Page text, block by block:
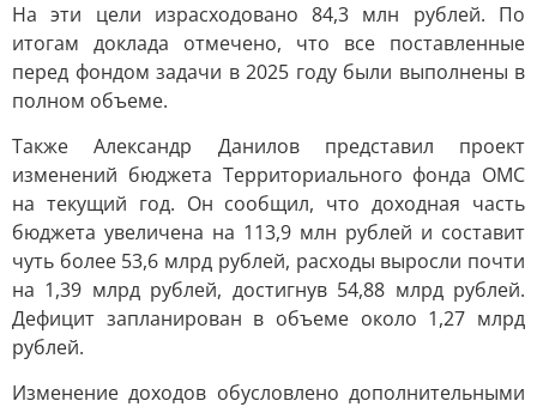
На эти цели израсходовано 84,3 млн рублей. По
итогам доклада отмечено, что все поставленные
перед фондом задачи в 2025 году были выполнены в
полном объеме.
Также Александр Данилов представил проект
изменений бюджета Территориального фонда ОМС
на текущий год. Он сообщил, что доходная часть
бюджета увеличена на 113,9 млн рублей и составит
чуть более 53,6 млрд рублей, расходы выросли почти
на 1,39 млрд рублей, достигнув 54,88 млрд рублей.
Дефицит запланирован в объеме около 1,27 млрд
рублей.
Изменение доходов обусловлено дополнительными